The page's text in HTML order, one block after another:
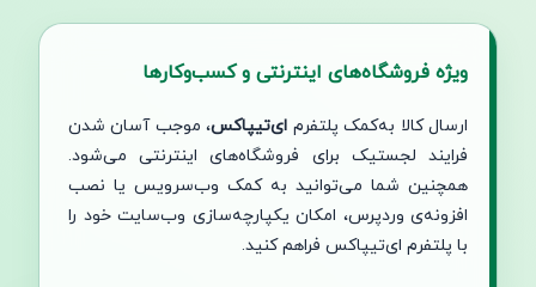
ویژه فروشگاه‌های اینترنتی و کسب‌وکارها
ارسال کالا به‌کمک پلتفرم ای‌تیپاکس، موجب آسان شدن
فرایند لجستیک برای فروشگاه‌های اینترنتی می‌شود.
همچنین شما می‌توانید به کمک وب‌سرویس یا نصب
افزونه‌ی وردپرس، امکان یکپارچه‌سازی وب‌سایت خود را
با پلتفرم ای‌تیپاکس فراهم کنید.